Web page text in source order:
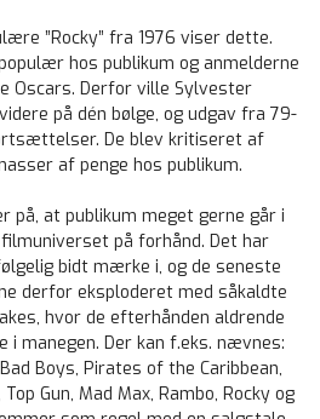
”Rocky” fra 1976 viser dette.
hos publikum og anmelderne
Oscars. Derfor ville Sylvester
på dén bølge, og udgav fra 79-
De blev kritiseret af
af penge hos publikum.
på, at publikum meget gerne går i
på forhånd. Det har
bidt mærke i, og de seneste
derfor eksploderet med såkaldte
hvor de efterhånden aldrende
manegen. Der kan f.eks. nævnes:
Boys, Pirates of the Caribbean,
Gun, Mad Max, Rambo, Rocky og